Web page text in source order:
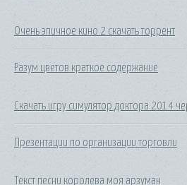
Очень эпичное кино 2 скачать торрент
Разум цветов краткое содержание
Скачать игру симулятор доктора 2014
Презентации по организации торговли
Текст песни королева моя арзуман